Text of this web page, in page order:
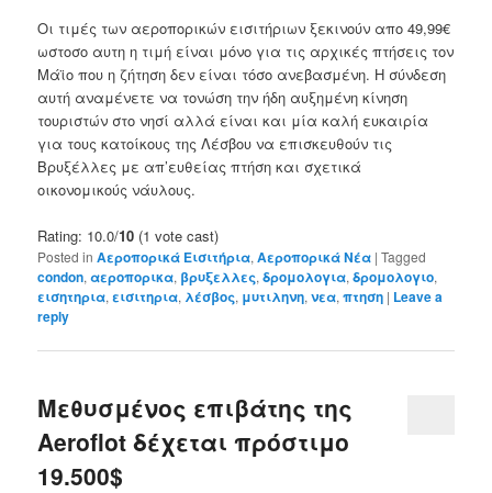
Οι τιμές των αεροπορικών εισιτήριων ξεκινούν απο 49,99€
ωστοσο αυτη η τιμή είναι μόνο για τις αρχικές πτήσεις τον
Μάϊο που η ζήτηση δεν είναι τόσο ανεβασμένη. Η σύνδεση
αυτή αναμένετε να τονώση την ήδη αυξημένη κίνηση
τουριστών στο νησί αλλά είναι και μία καλή ευκαιρία
για τους κατοίκους της Λέσβου να επισκευθούν τις
Βρυξέλλες με απ’ευθείας πτήση και σχετικά
οικονομικούς νάυλους.
Rating: 10.0/10 (1 vote cast)
Posted in Αεροπορικά Εισιτήρια,Αεροπορικά Νέα |Tagged
condon,αεροπορικα, βρυξελλες,δρομολογια,δρομολογιο,
εισητηρια,εισιτηρια, λέσβος, μυτιληνη,νεα,πτηση | Leave a
reply
Μεθυσμένος επιβάτης της
Aeroflot δέχεται πρόστιμο
19.500$